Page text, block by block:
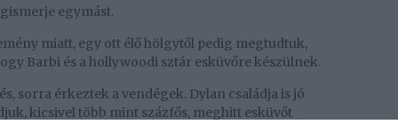
egymást.
miatt, egy ott élő hölgytől pedig megtudtuk,
Barbi és a hollywoodi sztár esküvőre készülnek.
sorra érkeztek a vendégek. Dylan családja is jó
kicsivel több mint százfős, meghitt esküvőt